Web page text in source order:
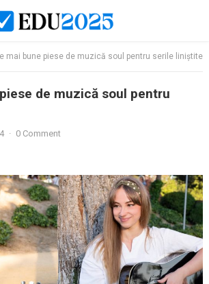
mai bune piese de muzică soul pentru serile liniștite
de muzică soul pentru
· 0 Comment